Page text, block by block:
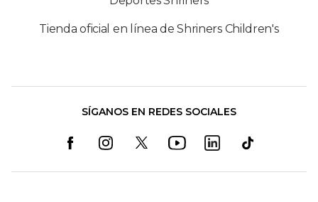
Tienda oficial en línea de Shriners Children's
SÍGANOS EN REDES SOCIALES